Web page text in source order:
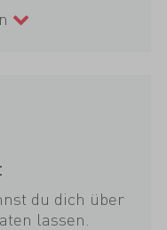
du dich über
lassen.